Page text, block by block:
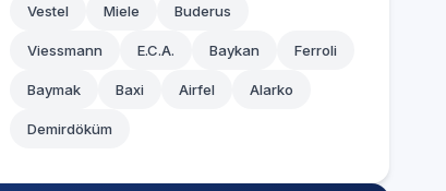
Vestel Miele Buderus
Viessmann E.C.A. Baykan Ferroli
Baymak Baxi Airfel Alarko
Demirdöküm